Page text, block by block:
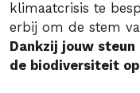
klimaatcrisis te
erbij om de stem
Dankzij jouw
de biodiversiteit